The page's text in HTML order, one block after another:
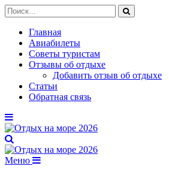
Главная
Авиабилеты
Советы туристам
Отзывы об отдыхе
Добавить отзыв об отдыхе
Статьи
Обратная связь
Меню